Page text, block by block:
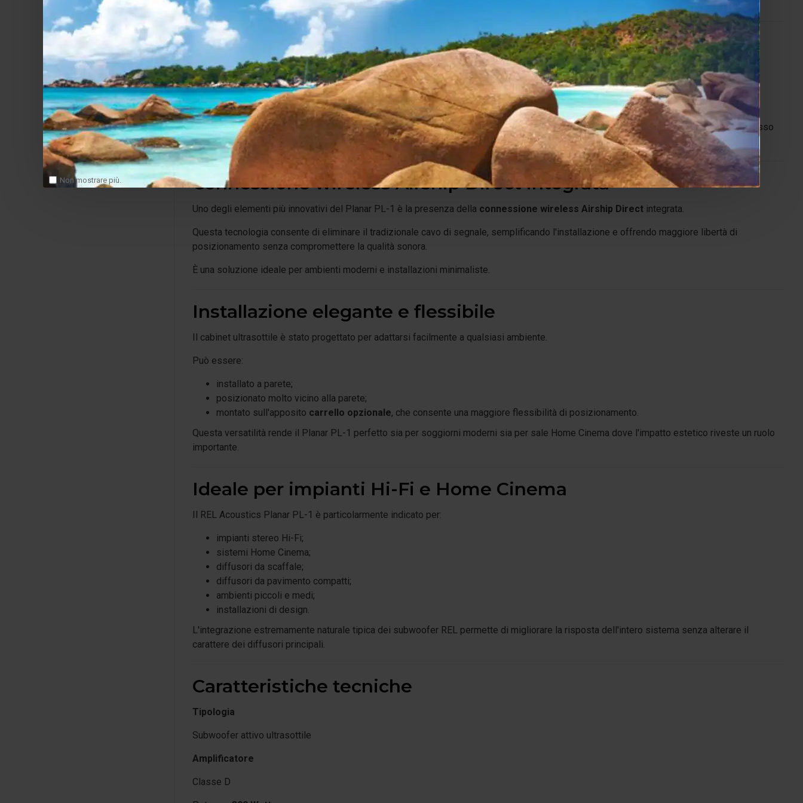
Non mostrare più.
Doppio driver attivo e radiatore passivo
La configurazione acustica comprende:
2 woofer a lunga escursione da 6,5"
1 radiatore passivo da 10".
Questa architettura permette di ottenere basse frequenze profonde e controllate senza ricorrere a cabinet voluminosi, mantenendo il basso
sempre veloce e perfettamente integrato con il resto dell'impianto.
Connessione wireless Airship Direct integrata
Uno degli elementi più innovativi del Planar PL-1 è la presenza della connessione wireless Airship Direct integrata.
Questa tecnologia consente di eliminare il tradizionale cavo di segnale, semplificando l'installazione e offrendo maggiore libertà di
posizionamento senza compromettere la qualità sonora.
È una soluzione ideale per ambienti moderni e installazioni minimaliste.
Installazione elegante e flessibile
Il cabinet ultrasottile è stato progettato per adattarsi facilmente a qualsiasi ambiente.
Può essere:
installato a parete;
posizionato molto vicino alla parete;
montato sull'apposito carrello opzionale, che consente una maggiore flessibilità di posizionamento.
Questa versatilità rende il Planar PL-1 perfetto sia per soggiorni moderni sia per sale Home Cinema dove l'impatto estetico riveste un ruolo
importante.
Ideale per impianti Hi-Fi e Home Cinema
Il REL Acoustics Planar PL-1 è particolarmente indicato per:
impianti stereo Hi-Fi;
sistemi Home Cinema;
diffusori da scaffale;
diffusori da pavimento compatti;
ambienti piccoli e medi;
installazioni di design.
L'integrazione estremamente naturale tipica dei subwoofer REL permette di migliorare la risposta dell'intero sistema senza alterare il
carattere dei diffusori principali.
Caratteristiche tecniche
Tipologia
Subwoofer attivo ultrasottile
Amplificatore
Classe D